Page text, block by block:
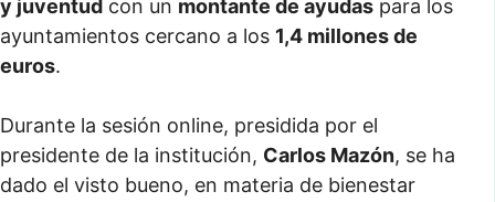
y juventud con un montante de ayudas para los
ayuntamientos cercano a los 1,4 millones de
euros.
Durante la sesión online, presidida por el
presidente de la institución, Carlos Mazón, se ha
dado el visto bueno, en materia de bienestar